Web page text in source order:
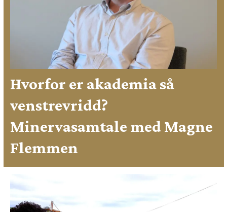
Hvorfor er akademia så
venstrevridd?
Minervasamtale med Magne
Flemmen